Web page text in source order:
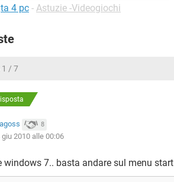
4 pc - Astuzie -Videogiochi
1 / 7
8
giu 2010 alle 00:06
windows 7.. basta andare sul menu start